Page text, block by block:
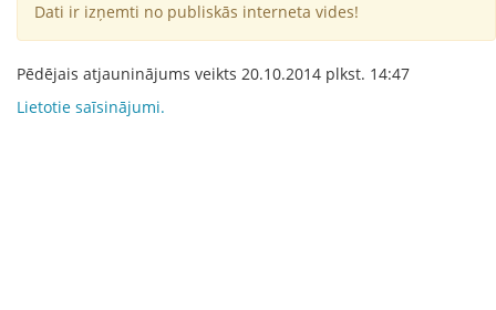
Dati ir izņemti no publiskās interneta vides!
Pēdējais atjauninājums veikts 20.10.2014 plkst. 14:47
Lietotie saīsinājumi.